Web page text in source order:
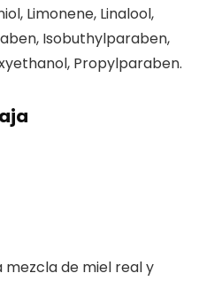
Limonene, Linalool,
Isobuthylparaben,
Propylparaben.
mezcla de miel real y